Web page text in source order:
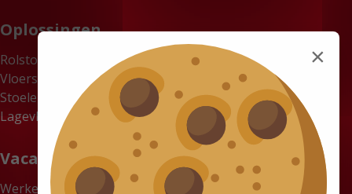
Oplossingen
Rolstoelbussen
Vloersystemen
Stoelen
Lagevloerbussen
Vacatures
Werken bij Tribus
×